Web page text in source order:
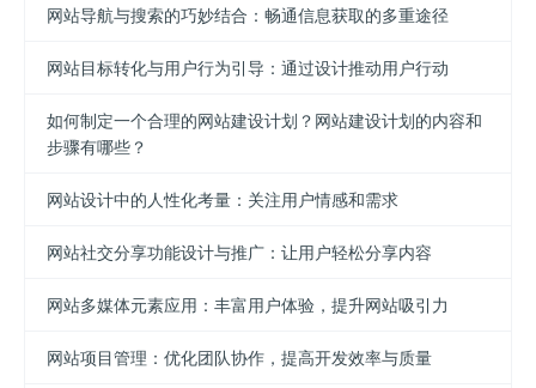
网站导航与搜索的巧妙结合：畅通信息获取的多重途径
网站目标转化与用户行为引导：通过设计推动用户行动
如何制定一个合理的网站建设计划？网站建设计划的内容和
步骤有哪些？
网站设计中的人性化考量：关注用户情感和需求
网站社交分享功能设计与推广：让用户轻松分享内容
网站多媒体元素应用：丰富用户体验，提升网站吸引力
网站项目管理：优化团队协作，提高开发效率与质量